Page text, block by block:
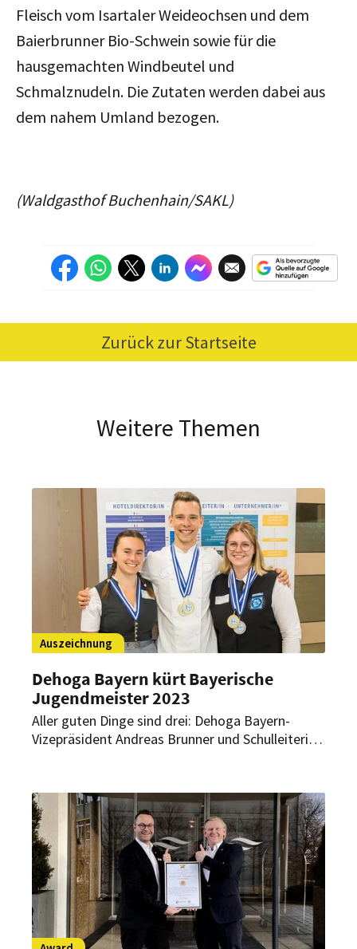
Fleisch vom Isartaler Weideochsen und dem
Baierbrunner Bio-Schwein sowie für die
hausgemachten Windbeutel und
Schmalznudeln. Die Zutaten werden dabei aus
dem nahem Umland bezogen.
(Waldgasthof Buchenhain/SAKL)
Zurück zur Startseite
Weitere Themen
Auszeichnung
Dehoga Bayern kürt Bayerische
Jugendmeister 2023
Aller guten Dinge sind drei: Dehoga Bayern-
Vizepräsident Andreas Brunner und Schulleiterin
Ausbildungsberufen geehrt.